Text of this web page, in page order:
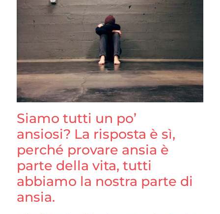
Siamo tutti un po’
ansiosi? La risposta è sì,
perché provare ansia è
parte della vita, tutti
abbiamo la nostra parte di
ansia.